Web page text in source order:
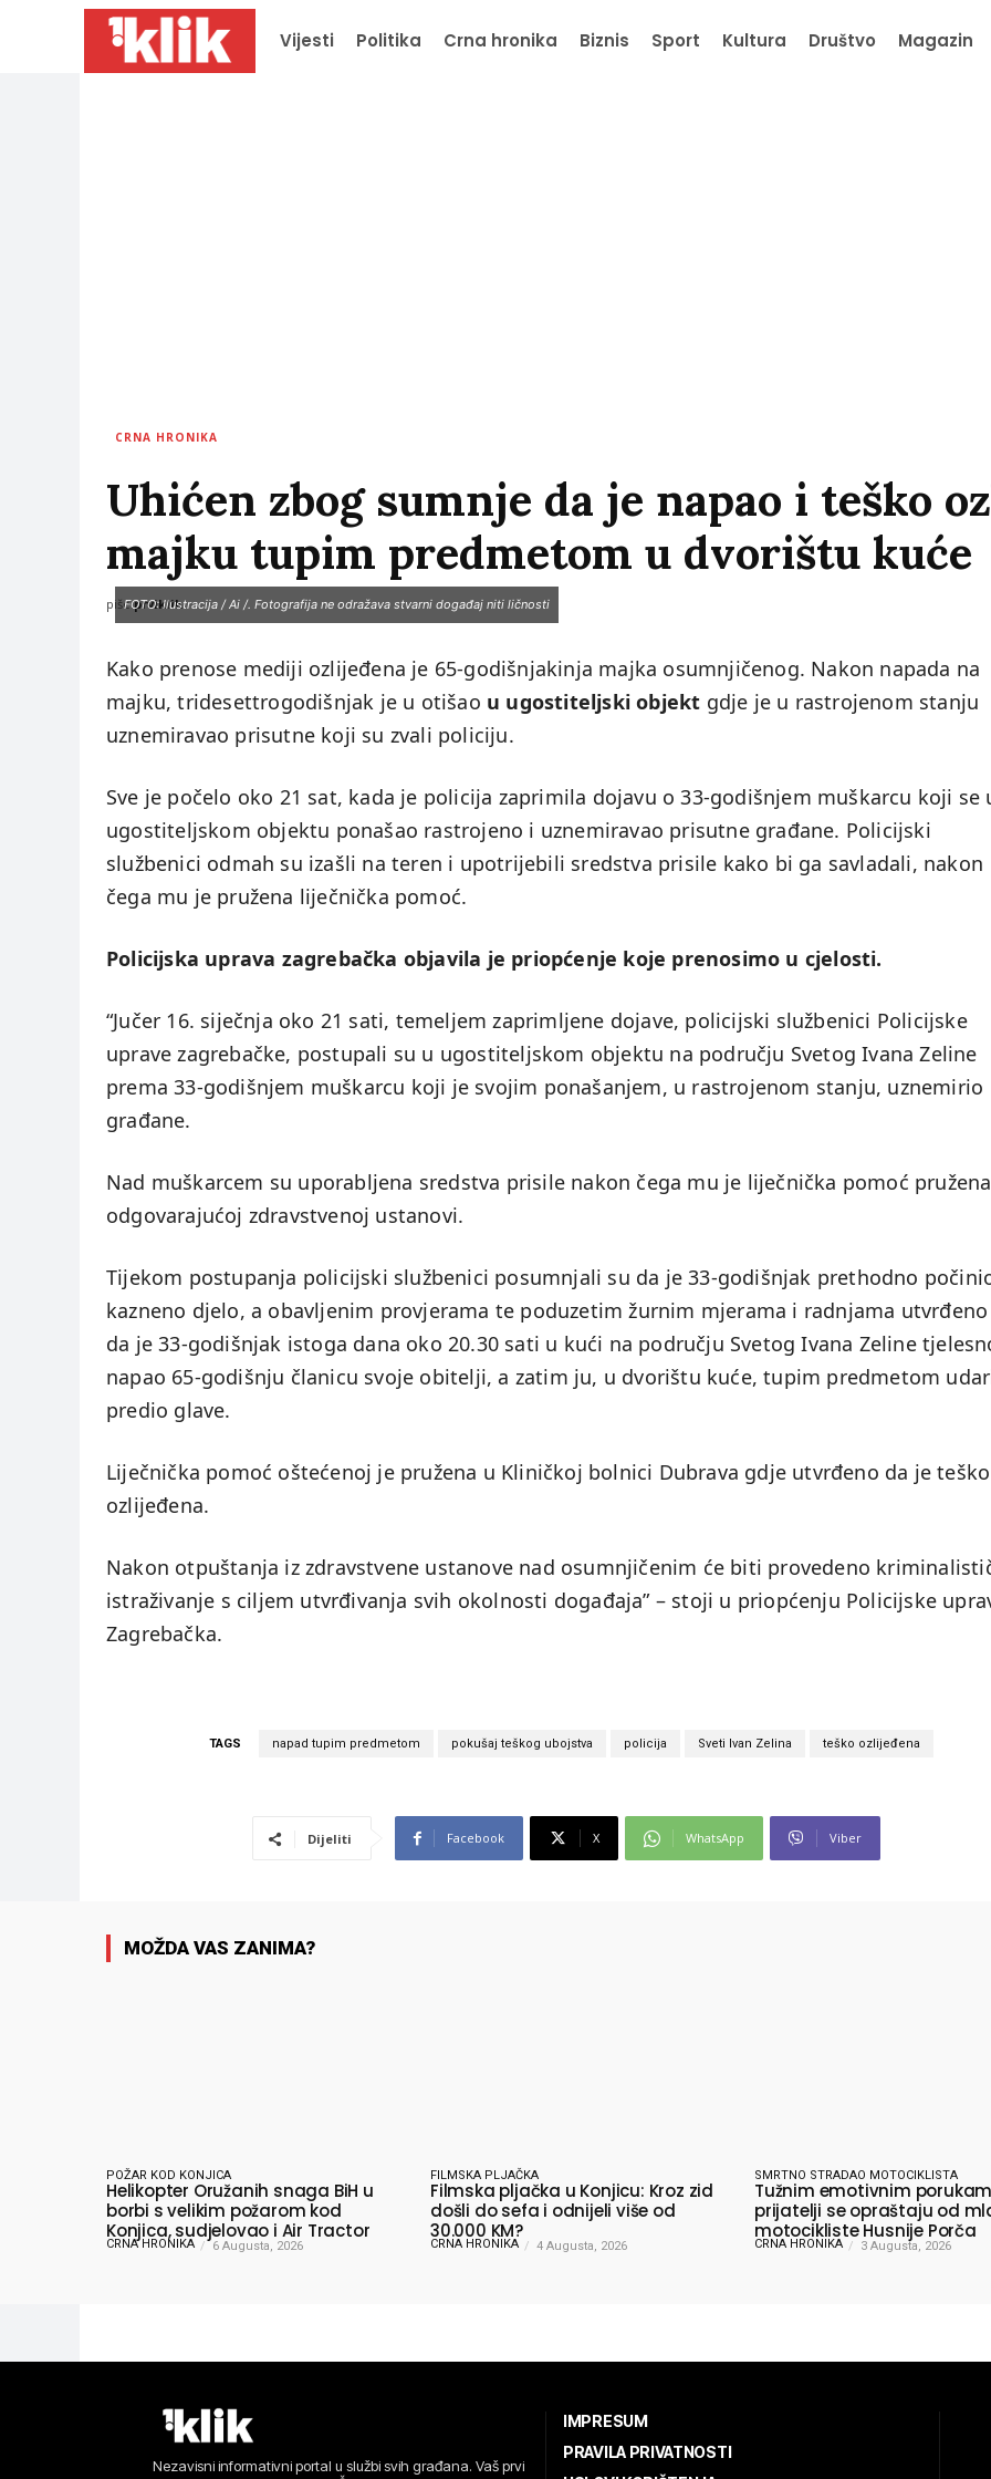
Vijesti Politika Crna hronika Biznis Sport Kultura Društvo Magazin
CRNA HRONIKA
Uhićen zbog sumnje da je napao i teško
majku tupim predmetom u dvorištu kuće
piše:prviklik
FOTO: Ilustracija / Ai /. Fotografija ne odražava stvarni događaj niti ličnosti
Kako prenose mediji ozlijeđena je 65-godišnjakinja majka osumnjičenog. Nakon napada na
majku, tridesettrogodišnjak je u otišao u ugostiteljski objekt gdje je u rastrojenom stanju
uznemiravao prisutne koji su zvali policiju.
Sve je počelo oko 21 sat, kada je policija zaprimila dojavu o 33-godišnjem muškarcu koji se
ugostiteljskom objektu ponašao rastrojeno i uznemiravao prisutne građane. Policijski
službenici odmah su izašli na teren i upotrijebili sredstva prisile kako bi ga savladali, nakon
čega mu je pružena liječnička pomoć.
Policijska uprava zagrebačka objavila je priopćenje koje prenosimo u cjelosti.
“Jučer 16. siječnja oko 21 sati, temeljem zaprimljene dojave, policijski službenici Policijske
uprave zagrebačke, postupali su u ugostiteljskom objektu na području Svetog Ivana Zeline
prema 33-godišnjem muškarcu koji je svojim ponašanjem, u rastrojenom stanju, uznemirio
građane.
Nad muškarcem su uporabljena sredstva prisile nakon čega mu je liječnička pomoć
odgovarajućoj zdravstvenoj ustanovi.
Tijekom postupanja policijski službenici posumnjali su da je 33-godišnjak prethodno
kazneno djelo, a obavljenim provjerama te poduzetim žurnim mjerama i radnjama
da je 33-godišnjak istoga dana oko 20.30 sati u kući na području Svetog Ivana Zeline
napao 65-godišnju članicu svoje obitelji, a zatim ju, u dvorištu kuće, tupim predmetom
predio glave.
Liječnička pomoć oštećenoj je pružena u Kliničkoj bolnici Dubrava gdje utvrđeno da je teško
ozlijeđena.
Nakon otpuštanja iz zdravstvene ustanove nad osumnjičenim će biti provedeno
istraživanje s ciljem utvrđivanja svih okolnosti događaja” – stoji u priopćenju Policijske
Zagrebačka.
TAGS napad tupim predmetom pokušaj teškog ubojstva policija Sveti Ivan Zelina teško ozlijeđena
Dijeliti Facebook X WhatsApp Viber
MOŽDA VAS ZANIMA?
POŽAR KOD KONJICA
Helikopter Oružanih snaga BiH u
borbi s velikim požarom kod
Konjica, sudjelovao i Air Tractor
CRNA HRONIKA 6 Augusta, 2026
FILMSKA PLJAČKA
Filmska pljačka u Konjicu: Kroz zid
došli do sefa i odnijeli više od
30.000 KM?
CRNA HRONIKA 4 Augusta, 2026
SMRTNO STRADAO MOTOCIKLISTA
Tužnim emotivnim
prijatelji se opraštaju od
motocikliste Husnije Porča
CRNA HRONIKA 3 Augusta, 2026
Nezavisni informativni portal u službi svih građana. Vaš prvi
IMPRESUM
PRAVILA PRIVATNOSTI